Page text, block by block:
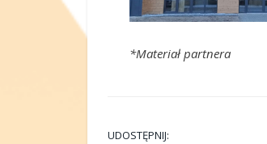
*Materiał partnera
UDOSTĘPNIJ: